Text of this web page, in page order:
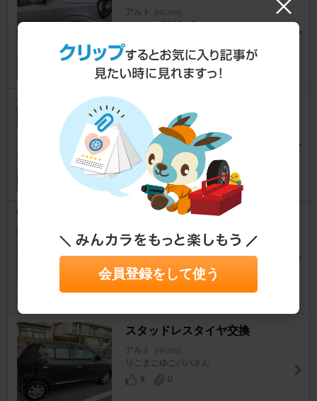
アルト [HA36S]
えふびー(FB25 _C)さん
スタッドレス
アルト [HA36S]
SPACEBOYさん
冬タイヤ交換
アルト [HA36S]
4
0
スタッドレスタイヤ交換
アルト [HA36S]
りこまこゆこパパさん
9
0
会員登録をして使う